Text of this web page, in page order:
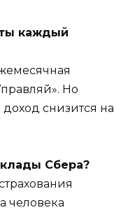
каждый
Но
снизится на
Сбера?
человека